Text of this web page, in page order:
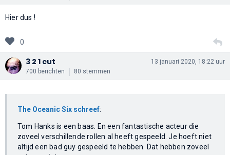
Hier dus !
0
3 2 1 cut
700 berichten 80 stemmen
13 januari 2020, 18:22 uur
The Oceanic Six schreef:
Tom Hanks is een baas. En een fantastische acteur die
zoveel verschillende rollen al heeft gespeeld. Je hoeft niet
altijd een bad guy gespeeld te hebben. Dat hebben zoveel